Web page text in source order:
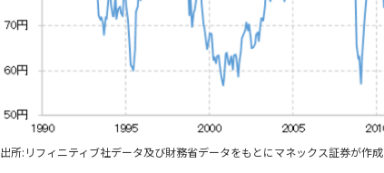
出所:リフィニティブ社データ及び財務省データをもとにマネックス証券が作成